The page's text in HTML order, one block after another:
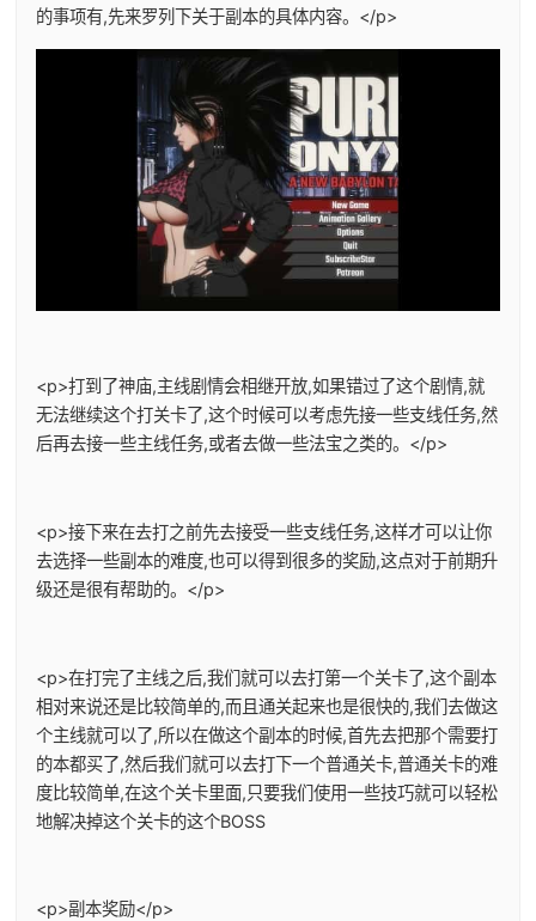
的事项有,先来罗列下关于副本的具体内容。</p>
<p>打到了神庙,主线剧情会相继开放,如果错过了这个剧情,就
无法继续这个打关卡了,这个时候可以考虑先接一些支线任务,然
后再去接一些主线任务,或者去做一些法宝之类的。</p>
<p>接下来在去打之前先去接受一些支线任务,这样才可以让你
去选择一些副本的难度,也可以得到很多的奖励,这点对于前期升
级还是很有帮助的。</p>
<p>在打完了主线之后,我们就可以去打第一个关卡了,这个副本
相对来说还是比较简单的,而且通关起来也是很快的,我们去做这
个主线就可以了,所以在做这个副本的时候,首先去把那个需要打
的本都买了,然后我们就可以去打下一个普通关卡,普通关卡的难
度比较简单,在这个关卡里面,只要我们使用一些技巧就可以轻松
地解决掉这个关卡的这个BOSS
<p>副本奖励</p>